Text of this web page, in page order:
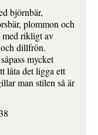
björnbär,
plommon och
rikligt av
dillfrön.
mycket
låta det ligga ett
man stilen så är